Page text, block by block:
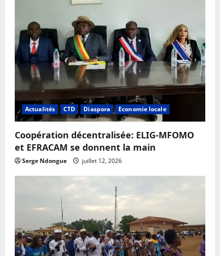
Actualités CTD Diaspora Economie locale
Coopération décentralisée: ELIG-MFOMO
et EFRACAM se donnent la main
Serge Ndongue juillet 12, 2026